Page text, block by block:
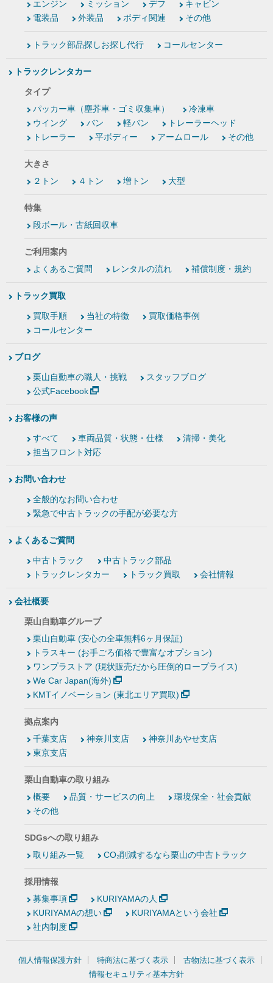
エンジン
ミッション デフ
キャビン
電装品
外装品 ボディ関連 その他
トラック部品探しお探し代行 コールセンター
トラックレンタカー
タイプ
パッカー車（塵芥車・ゴミ収集車）
冷凍車
ウイング
バン 軽バン
トレーラーヘッド
トレーラー
平ボディー アームロール その他
大きさ
２トン
４トン 増トン 大型
特集
段ボール・古紙回収車
ご利用案内
よくあるご質問
レンタルの流れ 補償制度・規約
トラック買取
買取手順 当社の特徴
買取価格事例
コールセンター
ブログ
栗山自動車の職人・挑戦
スタッフブログ
公式Facebook
お客様の声
すべて 車両品質・状態・仕様
清掃・美化
担当フロント対応
お問い合わせ
全般的なお問い合わせ
緊急で中古トラックの手配が必要な方
よくあるご質問
中古トラック
中古トラック部品
トラックレンタカー
トラック買取 会社情報
会社概要
栗山自動車グループ
栗山自動車 (安心の全車無料6ヶ月保証)
トラスキー (お手ごろ価格で豊富なオプション)
ワンプラストア (現状販売だから圧倒的ロープライス)
We Car Japan(海外)
KMTイノベーション (東北エリア買取)
拠点案内
千葉支店
神奈川支店
神奈川あやせ支店
東京支店
栗山自動車の取り組み
概要
品質・サービスの向上
環境保全・社会貢献
その他
SDGsへの取り組み
取り組み一覧
CO₂削減するなら栗山の中古トラック
採用情報
募集事項
KURIYAMAの人
KURIYAMAの想い
KURIYAMAという会社
社内制度
個人情報保護方針 特商法に基づく表示
古物法に基づく表示
情報セキュリティ基本方針